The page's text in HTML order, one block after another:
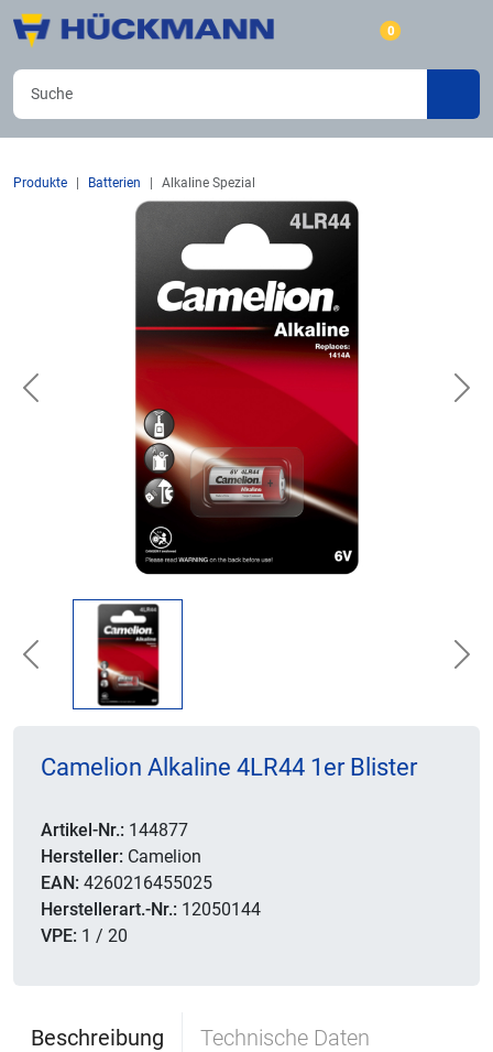
0
Produkte Batterien Alkaline Spezial
Previous
Previous
Camelion Alkaline 4LR44 1er Blister
Artikel-Nr.: 144877
Hersteller: Camelion
EAN: 4260216455025
Herstellerart.-Nr.: 12050144
VPE: 1 / 20
Beschreibung Technische Daten